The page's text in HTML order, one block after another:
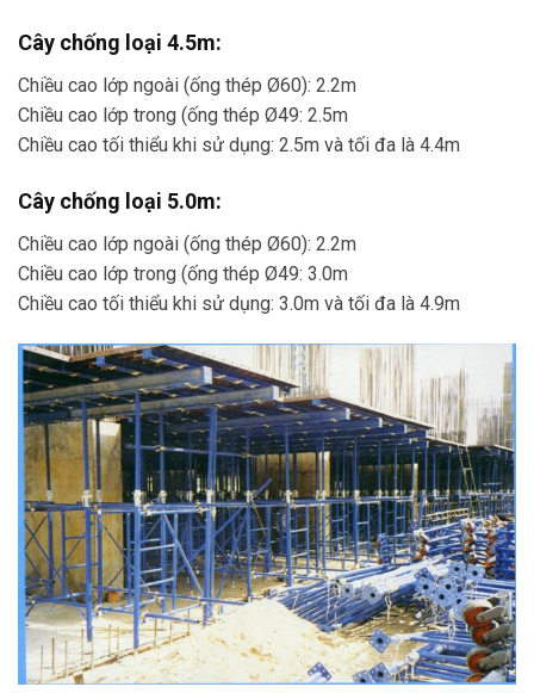
Cây chống loại 4.5m:
Chiều cao lớp ngoài (ống thép Ø60): 2.2m
Chiều cao lớp trong (ống thép Ø49: 2.5m
Chiều cao tối thiểu khi sử dụng: 2.5m và tối đa là 4.4m
Cây chống loại 5.0m:
Chiều cao lớp ngoài (ống thép Ø60): 2.2m
Chiều cao lớp trong (ống thép Ø49: 3.0m
Chiều cao tối thiểu khi sử dụng: 3.0m và tối đa là 4.9m